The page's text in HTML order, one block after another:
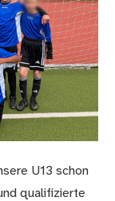
U13 schon
qualifizierte